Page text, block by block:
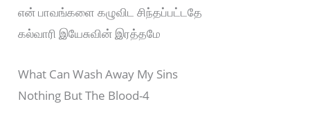
என் பாவங்களை கழுவிட சிந்தப்பட்டதே
கல்வாரி இயேசுவின் இரத்தமே
What Can Wash Away My Sins
Nothing But The Blood-4